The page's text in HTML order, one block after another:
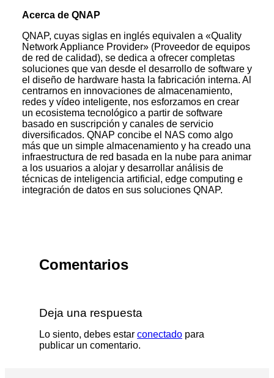
Acerca de QNAP
QNAP, cuyas siglas en inglés equivalen a «Quality
Network Appliance Provider» (Proveedor de equipos
de red de calidad), se dedica a ofrecer completas
soluciones que van desde el desarrollo de software y
el diseño de hardware hasta la fabricación interna. Al
centrarnos en innovaciones de almacenamiento,
redes y vídeo inteligente, nos esforzamos en crear
un ecosistema tecnológico a partir de software
basado en suscripción y canales de servicio
diversificados. QNAP concibe el NAS como algo
más que un simple almacenamiento y ha creado una
infraestructura de red basada en la nube para animar
a los usuarios a alojar y desarrollar análisis de
técnicas de inteligencia artificial, edge computing e
integración de datos en sus soluciones QNAP.
Comentarios
Deja una respuesta
Lo siento, debes estar conectado para
publicar un comentario.